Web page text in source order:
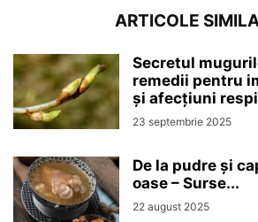
ARTICOLE
Secretul
remedii pentru
și afecțiuni
23 septembrie 2025
De la pudre și
oase – Surse...
22 august 2025